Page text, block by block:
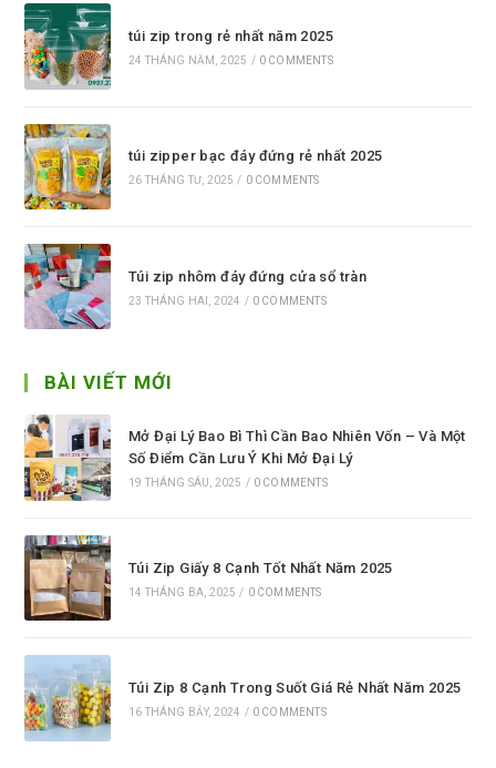
túi zip trong rẻ nhất năm 2025
24 THÁNG NĂM, 2025 / 0 COMMENTS
túi zipper bạc đáy đứng rẻ nhất 2025
26 THÁNG TƯ, 2025 / 0 COMMENTS
Túi zip nhôm đáy đứng cửa sổ tràn
23 THÁNG HAI, 2024 / 0 COMMENTS
BÀI VIẾT MỚI
Mở Đại Lý Bao Bì Thì Cần Bao Nhiên Vốn – Và Một
Số Điểm Cần Lưu Ý Khi Mở Đại Lý
19 THÁNG SÁU, 2025 / 0 COMMENTS
Túi Zip Giấy 8 Cạnh Tốt Nhất Năm 2025
14 THÁNG BA, 2025 / 0 COMMENTS
Túi Zip 8 Cạnh Trong Suốt Giá Rẻ Nhất Năm 2025
16 THÁNG BẢY, 2024 / 0 COMMENTS